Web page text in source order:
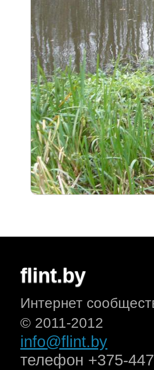
flint.by
Интернет
© 2011-2012
info@flint.by
телефон +375-